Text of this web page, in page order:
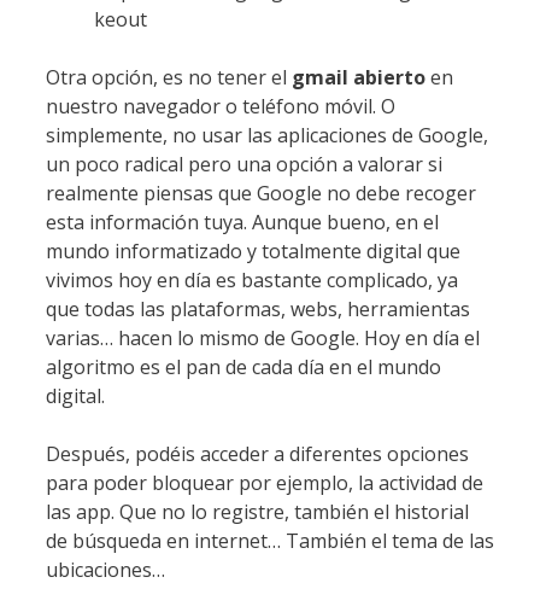
keout
Otra opción, es no tener el gmail abiertoen
nuestro navegador o teléfono móvil. O
simplemente, no usar las aplicaciones de Google,
un poco radical pero una opción a valorar si
realmente piensas que Google no debe recoger
esta información tuya. Aunque bueno, en el
mundo informatizado y totalmente digital que
vivimos hoy en día es bastante complicado, ya
que todas las plataformas, webs, herramientas
varias… hacen lo mismo de Google. Hoy en día el
algoritmo es el pan de cada día en el mundo
digital.
Después, podéis acceder a diferentes opciones
para poder bloquear por ejemplo, la actividad de
las app. Que no lo registre, también el historial
de búsqueda en internet… También el tema de las
ubicaciones…